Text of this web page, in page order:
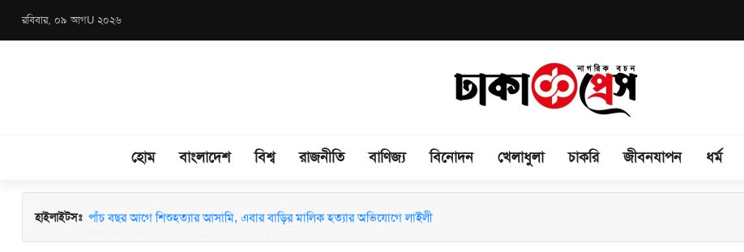
রবিবার, ০৯ আগU ২০২৬
হোম বাংলাদেশ বিশ্ব রাজনীতি বাণিজ্য বিনোদন খেলাধুলা চাকরি জীবনযাপন ধর্ম
হাইলাইটসঃ পাঁচ বছর আগে শিশুহত্যার আসামি, এবার বাড়ির মালিক হত্যার অভিযোগে লাইলী